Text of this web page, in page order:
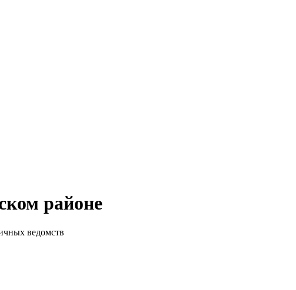
районе
ведомств